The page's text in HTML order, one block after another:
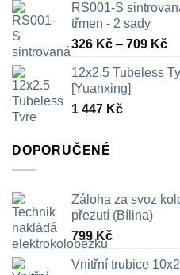
RS001-S
třmen - 2 sady
326 Kč – 709 Kč
12x2.5 Tubeless
[Yuanxing]
1 447 Kč
DOPORUČENÉ
Záloha za svoz
přezutí (Bílina)
799Kč
Vnitřní trubice